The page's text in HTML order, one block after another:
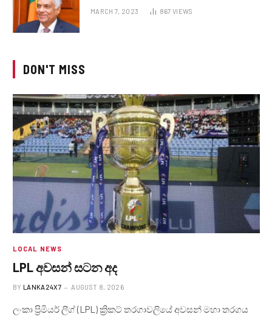
MARCH 7, 2023 867 VIEWS
DON'T MISS
LOCAL NEWS
LPL අවසන් සටන අද
BY LANKA24X7 AUGUST 8, 2026
ලංකා ප්‍රිමියර් ලීග් (LPL) ක්‍රිකට් තරගාවලියේ අවසන් මහා තරගය